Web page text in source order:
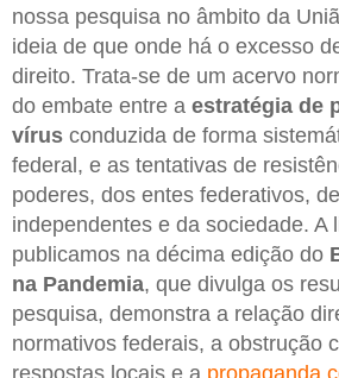
nossa pesquisa no âmbito da
ideia de que onde há o excesso
direito. Trata-se de um acervo
do embate entre a estratégia de
vírus conduzida de forma
federal, e as tentativas de
poderes, dos entes federativos,
independentes e da sociedade. A
publicamos na décima edição do
na Pandemia, que divulga os
pesquisa, demonstra a relação
normativos federais, a obstrução
respostas locais e a propaganda